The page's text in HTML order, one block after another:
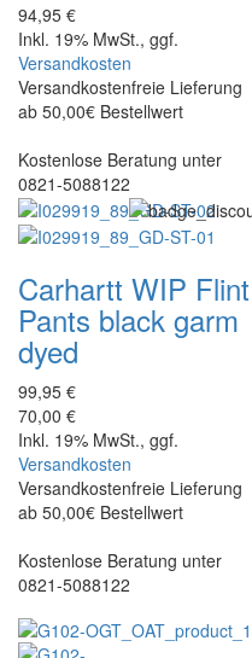
94,95 €
Inkl. 19% MwSt., ggf.
Versandkosten
Versandkostenfreie Lieferung
ab 50,00€ Bestellwert
Kostenlose Beratung unter
0821-5088122
Carhartt WIP Flint
Pants black garm
dyed
99,95 €
70,00 €
Inkl. 19% MwSt., ggf.
Versandkosten
Versandkostenfreie Lieferung
ab 50,00€ Bestellwert
Kostenlose Beratung unter
0821-5088122